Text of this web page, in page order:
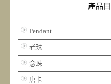
產品
Pendant
老珠
念珠
唐卡